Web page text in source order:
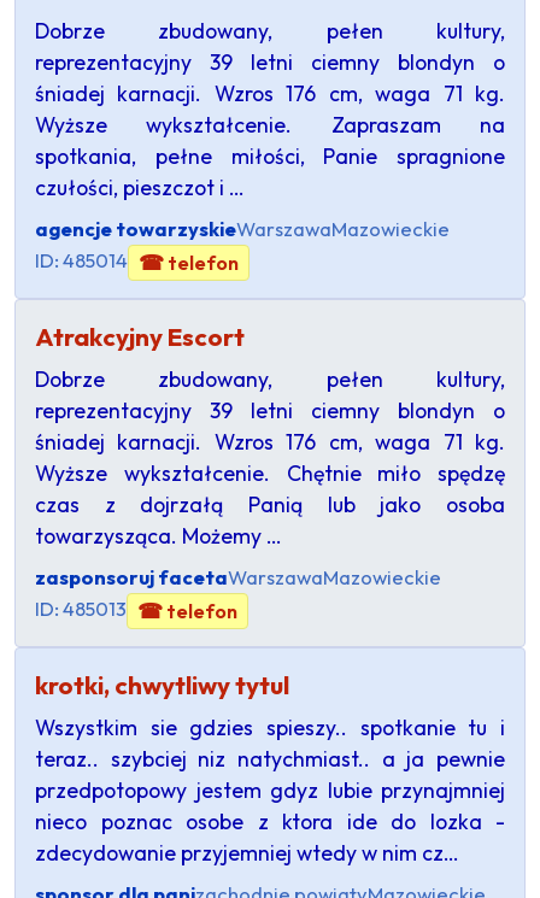
Dobrze zbudowany, pełen kultury,
reprezentacyjny 39 letni ciemny blondyn o
śniadej karnacji. Wzros 176 cm, waga 71 kg.
Wyższe wykształcenie. Zapraszam na
spotkania, pełne miłości, Panie spragnione
czułości, pieszczot i …
agencje towarzyskieWarszawaMazowieckie
ID: 485014 ☎ telefon
Atrakcyjny Escort
Dobrze zbudowany, pełen kultury,
reprezentacyjny 39 letni ciemny blondyn o
śniadej karnacji. Wzros 176 cm, waga 71 kg.
Wyższe wykształcenie. Chętnie miło spędzę
czas z dojrzałą Panią lub jako osoba
towarzysząca. Możemy …
zasponsoruj facetaWarszawaMazowieckie
ID: 485013 ☎ telefon
krotki, chwytliwy tytul
Wszystkim sie gdzies spieszy.. spotkanie tu i
teraz.. szybciej niz natychmiast.. a ja pewnie
przedpotopowy jestem gdyz lubie przynajmniej
nieco poznac osobe z ktora ide do lozka -
zdecydowanie przyjemniej wtedy w nim cz…